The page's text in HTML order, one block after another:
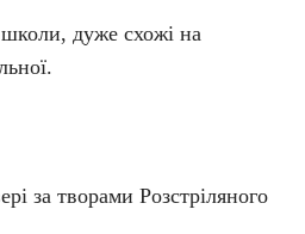
школи, дуже схожі на
за творами Розстріляного